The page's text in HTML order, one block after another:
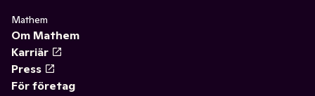
Mathem
Om Mathem
Karriär
Press
För företag